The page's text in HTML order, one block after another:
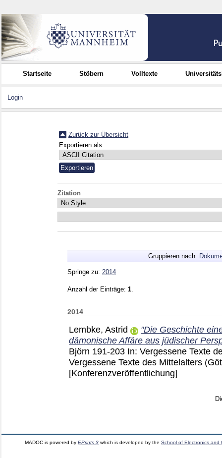
Startseite Stöbern Volltexte
Login
Zurück zur Übersicht
Exportieren als
Zitation
Gruppieren nach:
Springe zu: 2014
Anzahl der Einträge: 1
2014
Lembke, Astrid
"Die Geschichte
dämonische Affäre aus jüdischer
Björn 191-203 In: Vergessene Texte
Vergessene Texte des Mittelalters
[Konferenzveröffentlichung]
MADOC is powered byEPrints 3 which is developed by theSchool of Electronics and